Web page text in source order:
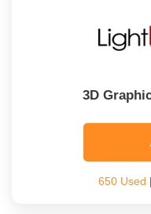
3D
650 Used